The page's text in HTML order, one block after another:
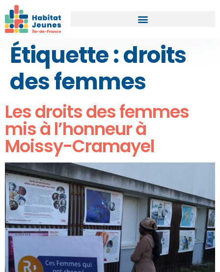
Étiquette :droits
des femmes
Les droits des femmes
mis à l’honneur à
Moissy-Cramayel